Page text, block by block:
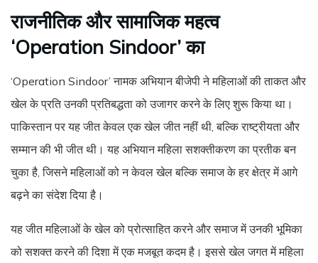
राजनीतिक और सामाजिक महत्व
‘Operation Sindoor’ का
‘Operation Sindoor’ नामक अभियान बीजेपी ने महिलाओं की ताकत और
खेल के प्रति उनकी प्रतिबद्धता को उजागर करने के लिए शुरू किया था।
पाकिस्तान पर यह जीत केवल एक खेल जीत नहीं थी, बल्कि राष्ट्रीयता और
सम्मान की भी जीत थी। यह अभियान महिला सशक्तीकरण का प्रतीक बन
चुका है, जिसने महिलाओं को न केवल खेल बल्कि समाज के हर क्षेत्र में आगे
बढ़ने का संदेश दिया है।
यह जीत महिलाओं के खेल को प्रोत्साहित करने और समाज में उनकी भूमिका
को सशक्त करने की दिशा में एक मजबूत कदम है। इससे खेल जगत में महिला